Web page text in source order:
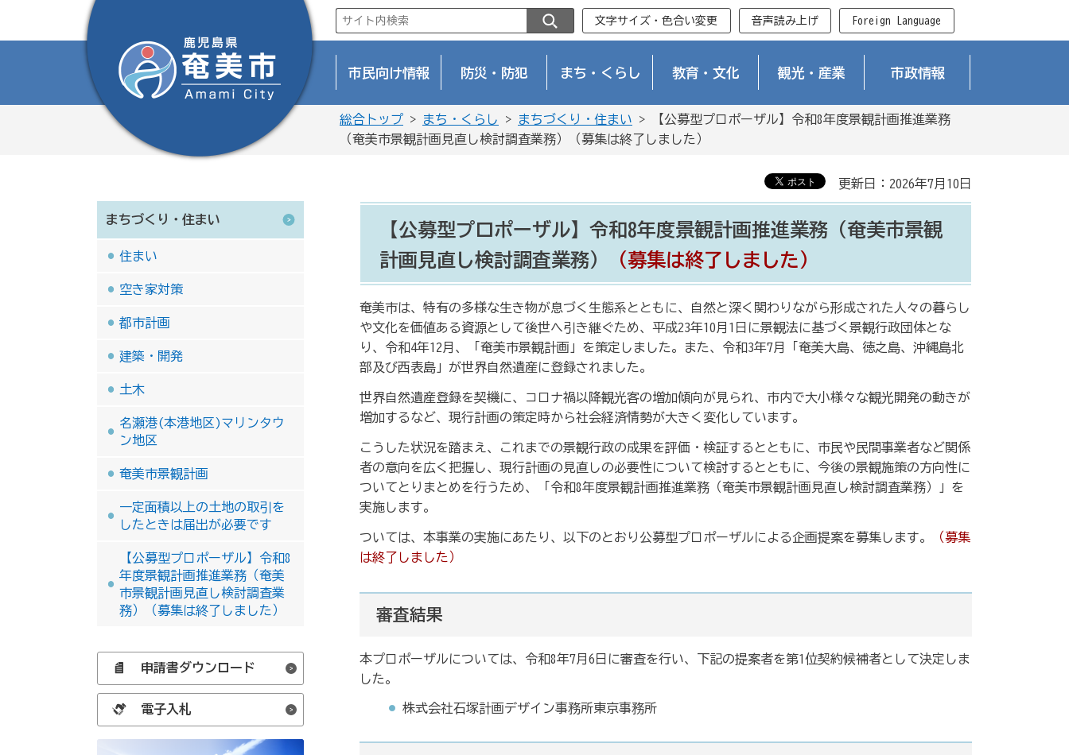
文字サイズ・色合い変更 音声読み上げ Foreign Language
市民向け情報 防災・防犯 まち・くらし 教育・文化 観光・産業 市政情報
総合トップ > まち・くらし > まちづくり・住まい > 【公募型プロポーザル】令和8年度景観計画推進業務
（奄美市景観計画見直し検討調査業務）（募集は終了しました）
まちづくり・住まい
住まい
空き家対策
都市計画
建築・開発
土木
名瀬港(本港地区)マリンタウ
ン地区
奄美市景観計画
一定面積以上の土地の取引を
したときは届出が必要です
【公募型プロポーザル】令和8
年度景観計画推進業務（奄美
市景観計画見直し検討調査業
務）（募集は終了しました）
申請書ダウンロード
電子入札
更新日：2026年7月10日
【公募型プロポーザル】令和8年度景観計画推進業務（奄美市景観
計画見直し検討調査業務）
（募集は終了しました）
奄美市は、特有の多様な生き物が息づく生態系とともに、自然と深く関わりながら形成された人々の暮らし
や文化を価値ある資源として後世へ引き継ぐため、平成23年10月1日に景観法に基づく景観行政団体とな
り、令和4年12月、「奄美市景観計画」を策定しました。また、令和3年7月「奄美大島、徳之島、沖縄島北
部及び西表島」が世界自然遺産に登録されました。
世界自然遺産登録を契機に、コロナ禍以降観光客の増加傾向が見られ、市内で大小様々な観光開発の動きが
増加するなど、現行計画の策定時から社会経済情勢が大きく変化しています。
こうした状況を踏まえ、これまでの景観行政の成果を評価・検証するとともに、市民や民間事業者など関係
者の意向を広く把握し、現行計画の見直しの必要性について検討するとともに、今後の景観施策の方向性に
ついてとりまとめを行うため、「令和8年度景観計画推進業務（奄美市景観計画見直し検討調査業務）」を
実施します。
ついては、本事業の実施にあたり、以下のとおり公募型プロポーザルによる企画提案を募集します。
（募集
は終了しました）
審査結果
本プロポーザルについては、令和8年7月6日に審査を行い、下記の提案者を第1位契約候補者として決定しま
した。
株式会社石塚計画デザイン事務所東京事務所